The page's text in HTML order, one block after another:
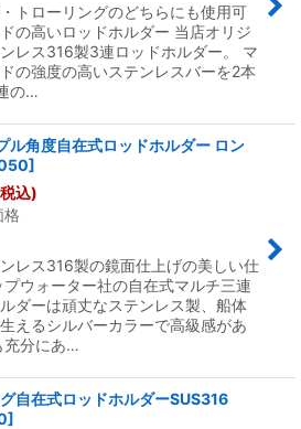
トローリングのどちらにも使用可
の高いロッドホルダー 当店オリジ
レス316製3連ロッドホルダー。 マ
の強度の高いステンレスバーを2本
の…
ル角度自在式ロッドホルダー ロン
]
込)
格
レス316製の鏡面仕上げの美しい仕
プウォーター社の自在式マルチ三連
ダーは頑丈なステンレス製、船体
えるシルバーカラーで高級感があ
充分にあ…
自在式ロッドホルダーSUS316
]